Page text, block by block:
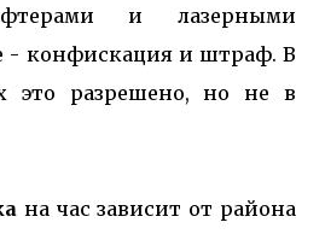
и лазерными
- конфискация и штраф. В
это разрешено, но не в
на час зависит от района